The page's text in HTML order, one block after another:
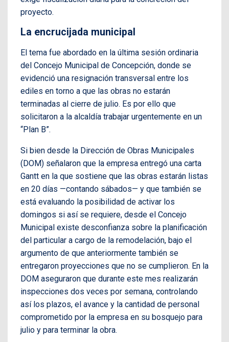
proyecto.
La encrucijada municipal
El tema fue abordado en la última sesión ordinaria
del Concejo Municipal de Concepción, donde se
evidenció una resignación transversal entre los
ediles en torno a que las obras no estarán
terminadas al cierre de julio. Es por ello que
solicitaron a la alcaldía trabajar urgentemente en un
“Plan B”.
Si bien desde la Dirección de Obras Municipales
(DOM) señalaron que la empresa entregó una carta
Gantt en la que sostiene que las obras estarán listas
en 20 días —contando sábados— y que también se
está evaluando la posibilidad de activar los
domingos si así se requiere, desde el Concejo
Municipal existe desconfianza sobre la planificación
del particular a cargo de la remodelación, bajo el
argumento de que anteriormente también se
entregaron proyecciones que no se cumplieron. En la
DOM aseguraron que durante este mes realizarán
inspecciones dos veces por semana, controlando
así los plazos, el avance y la cantidad de personal
comprometido por la empresa en su bosquejo para
julio y para terminar la obra.